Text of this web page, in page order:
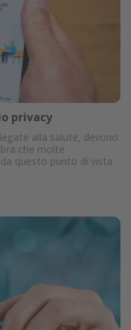
privacy
alla salute, devono
che molte
questo punto di vista